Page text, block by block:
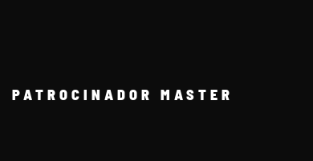
PATROCINADOR MASTER